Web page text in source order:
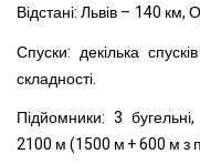
Відстані: Львів – 140 км,
Спуски: декілька
складності.
Підйомники: 3
2100 м (1500 м + 600 м з